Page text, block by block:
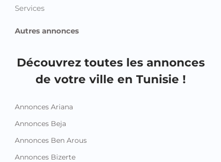
Services
Autres annonces
Découvrez toutes les annonces
de votre ville en Tunisie !
Annonces Ariana
Annonces Beja
Annonces Ben Arous
Annonces Bizerte